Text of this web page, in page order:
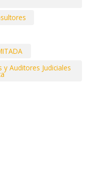
Auditores Judiciales